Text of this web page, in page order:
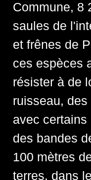
Commune, 8
saules de
et frênes de
ces espèces
résister à de
ruisseau,
avec
des bandes
100 mètres
terres, dans